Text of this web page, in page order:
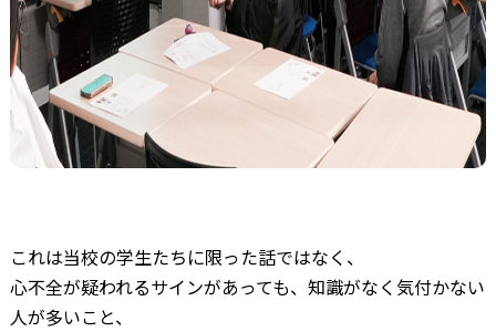
これは当校の学生たちに限った話ではなく、
心不全が疑われるサインがあっても、知識がなく気付かない
人が多いこと、